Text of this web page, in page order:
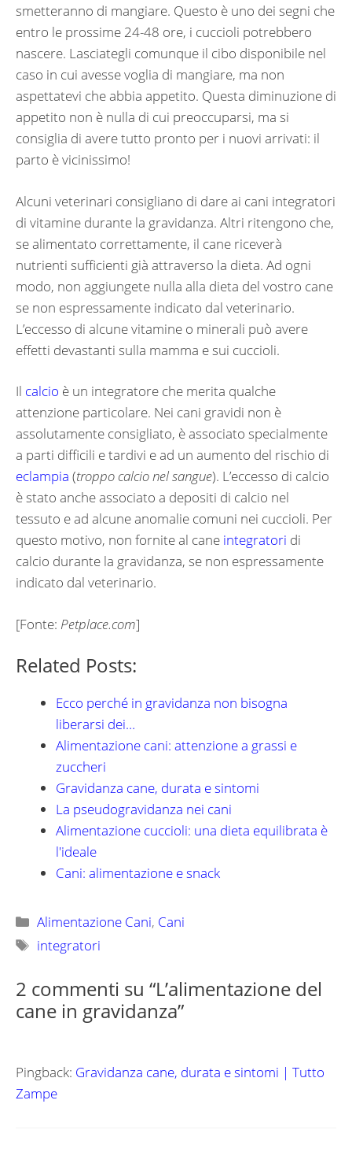
smetteranno di mangiare. Questo è uno dei segni che
entro le prossime 24-48 ore, i cuccioli potrebbero
nascere. Lasciategli comunque il cibo disponibile nel
caso in cui avesse voglia di mangiare, ma non
aspettatevi che abbia appetito. Questa diminuzione di
appetito non è nulla di cui preoccuparsi, ma si
consiglia di avere tutto pronto per i nuovi arrivati: il
parto è vicinissimo!
Alcuni veterinari consigliano di dare ai cani integratori
di vitamine durante la gravidanza. Altri ritengono che,
se alimentato correttamente, il cane riceverà
nutrienti sufficienti già attraverso la dieta. Ad ogni
modo, non aggiungete nulla alla dieta del vostro cane
se non espressamente indicato dal veterinario.
L’eccesso di alcune vitamine o minerali può avere
effetti devastanti sulla mamma e sui cuccioli.
Il calcio è un integratore che merita qualche
attenzione particolare. Nei cani gravidi non è
assolutamente consigliato, è associato specialmente
a parti difficili e tardivi e ad un aumento del rischio di
eclampia (troppo calcio nel sangue). L’eccesso di calcio
è stato anche associato a depositi di calcio nel
tessuto e ad alcune anomalie comuni nei cuccioli. Per
questo motivo, non fornite al cane integratori di
calcio durante la gravidanza, se non espressamente
indicato dal veterinario.
[Fonte: Petplace.com]
Related Posts:
Ecco perché in gravidanza non bisogna
liberarsi dei…
Alimentazione cani: attenzione a grassi e
zuccheri
Gravidanza cane, durata e sintomi
La pseudogravidanza nei cani
Alimentazione cuccioli: una dieta equilibrata è
l'ideale
Cani: alimentazione e snack
Categorie
Alimentazione Cani, Cani
Tag
integratori
2 commenti su “L’alimentazione del
cane in gravidanza”
Pingback: Gravidanza cane, durata e sintomi | Tutto
Zampe